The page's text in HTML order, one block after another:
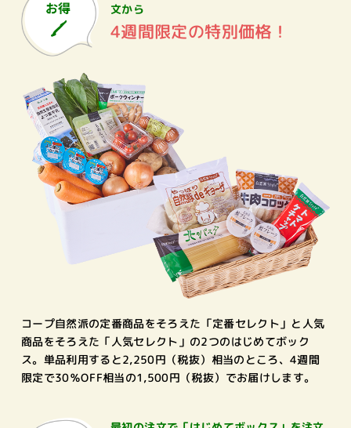
文から
4週間限定の特別価格！
コープ自然派の定番商品をそろえた「定番セレクト」と人気
商品をそろえた「人気セレクト」の2つのはじめてボック
ス。単品利用すると2,250円（税抜）相当のところ、4週間
限定で30％OFF相当の1,500円（税抜）でお届けします。